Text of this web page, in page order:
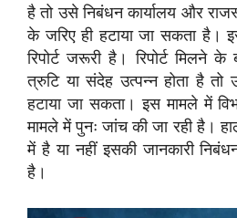
है तो उसे निबंधन कार्यालय और
के जरिए ही हटाया जा सकता है।
रिपोर्ट जरूरी है। रिपोर्ट मिलने
त्रुटि या संदेह उत्पन्न होता है
हटाया जा सकता। इस मामले में
मामले में पुनः जांच की जा रही है।
में है या नहीं इसकी जानकारी
है।